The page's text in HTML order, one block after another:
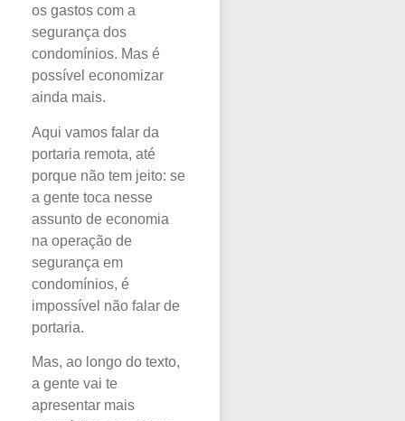
os gastos com a
segurança dos
condomínios. Mas é
possível economizar
ainda mais.
Aqui vamos falar da
portaria remota, até
porque não tem jeito: se
a gente toca nesse
assunto de economia
na operação de
segurança em
condomínios, é
impossível não falar de
portaria.
Mas, ao longo do texto,
a gente vai te
apresentar mais